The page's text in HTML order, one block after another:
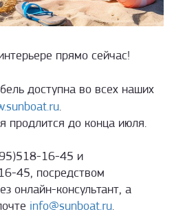
прямо сейчас!
доступна во всех наших
.
продлится до конца июля.
16-45 и
45, посредством
онлайн-консультант, а
info@sunboat.ru.